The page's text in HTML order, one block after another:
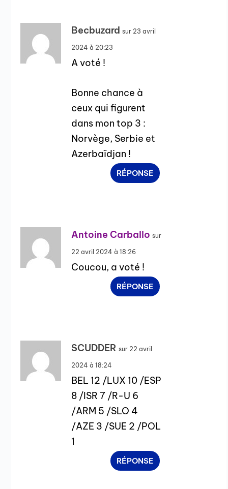
Becbuzard sur 23 avril
2024 à 20:23
A voté !
Bonne chance à
ceux qui figurent
dans mon top 3 :
Norvège, Serbie et
Azerbaïdjan !
RÉPONSE
Antoine Carballo sur
22 avril 2024 à 18:26
Coucou, a voté !
RÉPONSE
SCUDDER sur 22 avril
2024 à 18:24
BEL 12 /LUX 10 /ESP
8 /ISR 7 /R-U 6
/ARM 5 /SLO 4
/AZE 3 /SUE 2 /POL
1
RÉPONSE